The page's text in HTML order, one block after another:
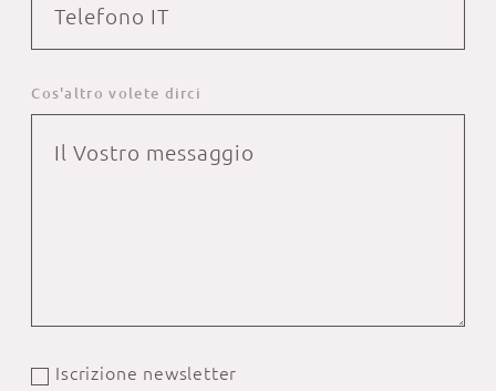
Cos'altro volete dirci
Iscrizione newsletter